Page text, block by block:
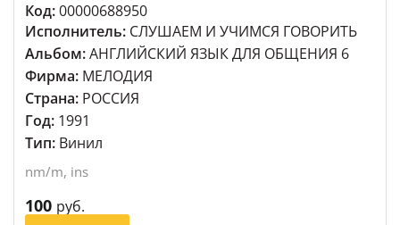
Код:00000688950
Исполнитель: СЛУШАЕМ И УЧИМСЯ ГОВОРИТЬ
Альбом:АНГЛИЙСКИЙ ЯЗЫК ДЛЯ ОБЩЕНИЯ 6
Фирма: МЕЛОДИЯ
Страна: РОССИЯ
Год: 1991
Тип: Винил
nm/m, ins
100 руб.